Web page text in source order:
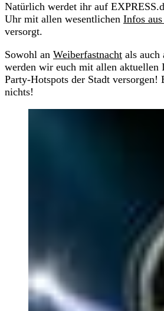
Natürlich werdet ihr auf
Uhr mit allen wesentlichen Infos
versorgt.
Sowohl an Weiberfastnacht als auch
werden wir euch mit allen aktuellen
Party-Hotspots der Stadt versorgen!
nichts!